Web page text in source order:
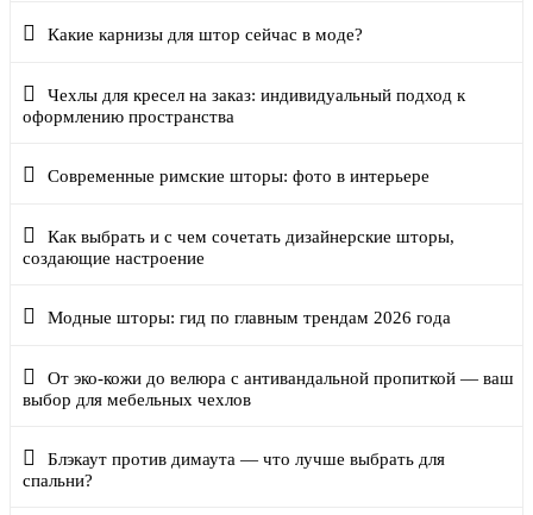
Какие карнизы для штор сейчас в моде?
Чехлы для кресел на заказ: индивидуальный подход к
оформлению пространства
Современные римские шторы: фото в интерьере
Как выбрать и с чем сочетать дизайнерские шторы,
создающие настроение
Модные шторы: гид по главным трендам 2026 года
От эко-кожи до велюра с антивандальной пропиткой — ваш
выбор для мебельных чехлов
Блэкаут против димаута — что лучше выбрать для
спальни?